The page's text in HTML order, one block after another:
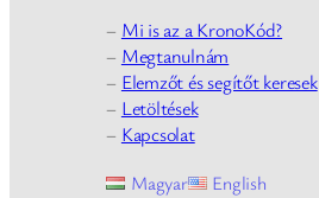
– Mi is az a KronoKód?
– Megtanulnám
– Elemzőt és segítőt keresek
– Letöltések
– Kapcsolat
Magyar
English